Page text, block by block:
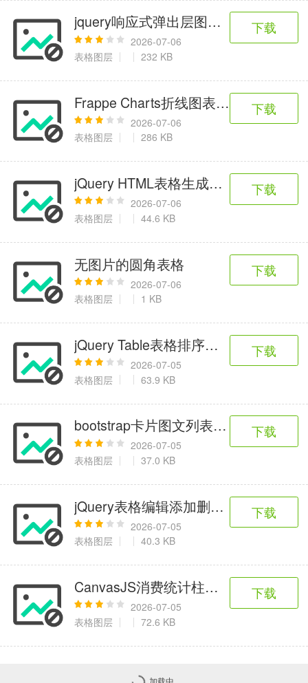
jquery响应式弹出层图片画廊插件
2026-07-06
表格图层
232 KB
下载
Frappe Charts折线图表插件
2026-07-06
表格图层
286 KB
下载
jQuery HTML表格生成Excel文件插件
2026-07-06
表格图层
44.6 KB
下载
无图片的圆角表格
2026-07-06
表格图层
1 KB
下载
jQuery Table表格排序显示代码
2026-07-05
表格图层
63.9 KB
下载
bootstrap卡片图文列表布局代码
2026-07-05
表格图层
37.0 KB
下载
jQuery表格编辑添加删除行插件
2026-07-05
表格图层
40.3 KB
下载
CanvasJS消费统计柱状图特效
2026-07-05
表格图层
72.6 KB
下载
加载中...